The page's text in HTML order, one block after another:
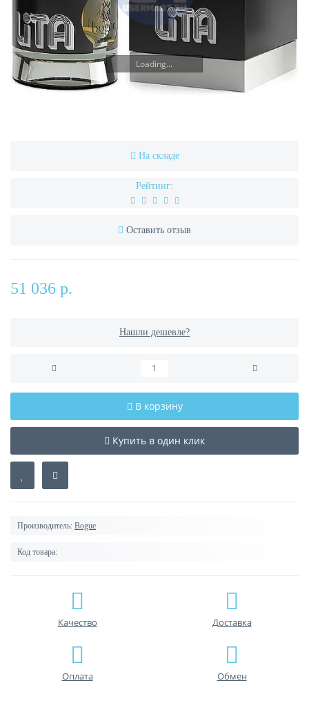
Loading...
На складе
Рейтинг:
Оставить отзыв
51 036 р.
Нашли дешевле?
В корзину
Купить в один клик
Производитель: Bogue
Код товара:
Качество Доставка
Оплата Обмен